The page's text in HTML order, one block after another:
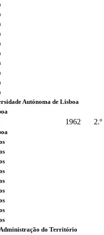
Autónoma de Lisboa
1962
do Território